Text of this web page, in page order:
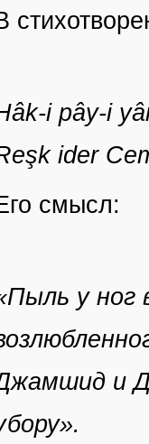
i pây-i
ider
смысл:
у ног
и